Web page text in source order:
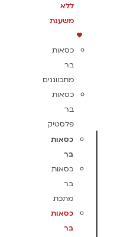
ללא
משענת
כסאות
בר
מתכווננים
כסאות
בר
פלסטיק
כסאות
בר
כסאות
בר
מתכת
כסאות
בר